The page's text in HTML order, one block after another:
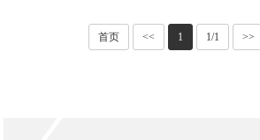
首页 << 1 1/1 >>